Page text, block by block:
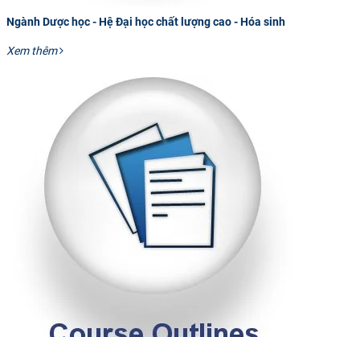
Ngành Dược học - Hệ Đại học chất lượng cao - Hóa sinh
Xem thêm